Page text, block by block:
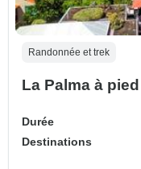
Randonnée et trek
La Palma à
Durée
Destinations